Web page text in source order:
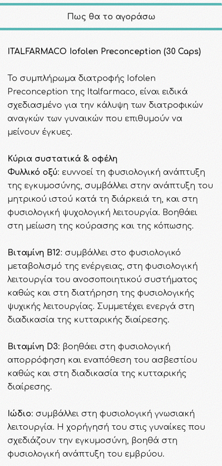
Πως θα το αγοράσω
ITALFARMACO Iofolen Preconception (30 Caps)
Το συμπλήρωμα διατροφής Iofolen
Preconception της Italfarmaco, είναι ειδικά
σχεδιασμένο για την κάλυψη των διατροφικών
αναγκών των γυναικών που επιθυμούν να
μείνουν έγκυες.
Κύρια συστατικά & οφέλη
Φυλλικό οξύ: ευννοεί τη φυσιολογική ανάπτυξη
της εγκυμοσύνης, συμβάλλει στην ανάπτυξη του
μητρικού ιστού κατά τη διάρκειά τη, και στη
φυσιολογική ψυχολογική λειτουργία. Βοηθάει
στη μείωση της κούρασης και της κόπωσης.
Βιταμίνη Β12: συμβάλλει στο φυσιολογικό
μεταβολισμό της ενέργειας, στη φυσιολογική
λειτουργία του ανοσοποιητικού συστήματος
καθώς και στη διατήρηση της φυσιολογικής
ψυχικής λειτουργίας. Συμμετέχει ενεργά στη
διαδικασία της κυτταρικής διαίρεσης.
Βιταμίνη D3: βοηθάει στη φυσιολογική
απορρόφηση και εναπόθεση του ασβεστίου
καθώς και στη διαδικασία της κυτταρικής
διαίρεσης.
Ιώδιο: συμβάλλει στη φυσιολογική γνωσιακή
λειτουργία. Η χορήγησή του στις γυναίκες που
σχεδιάζουν την εγκυμοσύνη, βοηθά στη
φυσιολογική ανάπτυξη του εμβρύου.